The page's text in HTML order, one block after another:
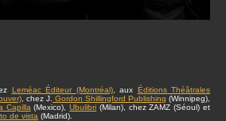
Leméac Éditeur (Montréal), aux Éditions Théâtrales
, chez J. Gordon Shillingford Publishing (Winnipeg),
Capilla (Mexico),Ubulibri (Milan), chez ZAMZ (Séoul) et
de vista (Madrid).